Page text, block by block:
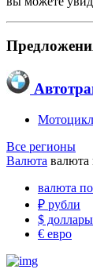
Все регионы
Валюта валюта
валюта
₽ рубли
$
€ евро